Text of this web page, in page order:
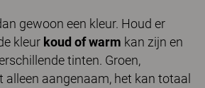
gewoon een kleur. Houd er
kleur koud of warm kan zijn en
tinten. Groen,
alleen aangenaam, het kan totaal